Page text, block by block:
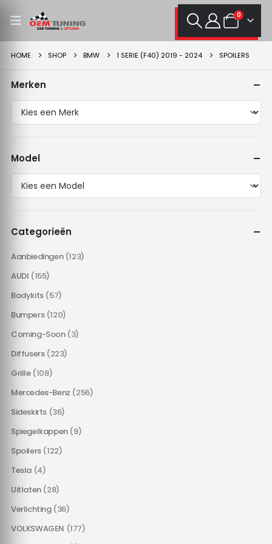
0
HOME SHOP BMW 1 SERIE (F40) 2019 - 2024 SPOILERS
Merken
Model
Categorieën
Aanbiedingen (123)
AUDI (155)
Bodykits (57)
Bumpers (120)
Coming-Soon (3)
Diffusers (223)
Grille (108)
Mercedes-Benz (256)
Sideskirts (36)
Spiegelkappen (9)
Spoilers (122)
Tesla (4)
Uitlaten (28)
Verlichting (36)
VOLKSWAGEN (177)